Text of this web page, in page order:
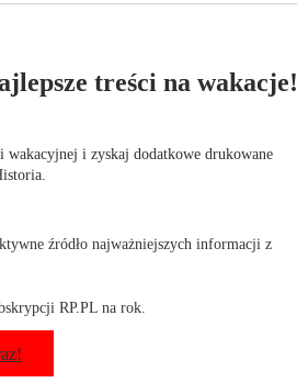
treści na wakacje!
wakacyjnej i zyskaj dodatkowe drukowane
źródło najważniejszych informacji z
RP.PL na rok.